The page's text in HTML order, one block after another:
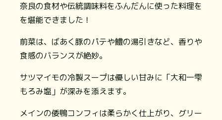
奈良の食材や伝統調味料をふんだんに使った料理を
を堪能できました！
前菜は、ばあく豚のパテや鱧の湯引きなど、香りや
食感のバランスが絶妙。
サツマイモの冷製スープは優しい甘みに「大和一雫
もろみ塩」が深みを添えます。
メインの倭鴨コンフィは柔らかく仕上がり、グリー